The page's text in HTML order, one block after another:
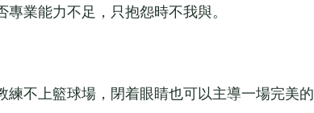
業能力不足，只抱怨時不我與。
不上籃球場，閉着眼睛也可以主導一場完美的